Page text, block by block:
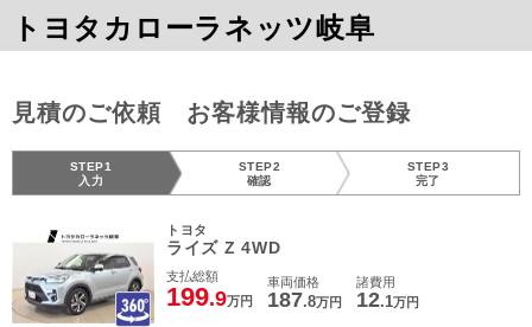
トヨタカローラネッツ岐阜
見積のご依頼 お客様情報のご登録
STEP1
入力
STEP2
確認
STEP3
完了
トヨタ
ライズ Z 4WD
支払総額
199.9万円
車両価格
187.8万円
諸費用
12.1万円